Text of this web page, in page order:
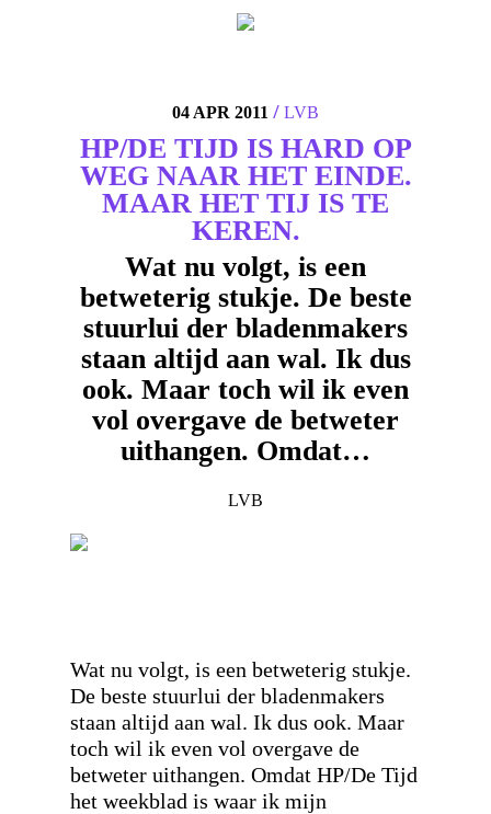
04 APR 2011 / LVB
HP/DE TIJD IS HARD OP
WEG NAAR HET EINDE.
MAAR HET TIJ IS TE
KEREN.
Wat nu volgt, is een
betweterig stukje. De beste
stuurlui der bladenmakers
staan altijd aan wal. Ik dus
ook. Maar toch wil ik even
vol overgave de betweter
uithangen. Omdat…
LVB
Wat nu volgt, is een betweterig stukje.
De beste stuurlui der bladenmakers
staan altijd aan wal. Ik dus ook. Maar
toch wil ik even vol overgave de
betweter uithangen. Omdat HP/De Tijd
het weekblad is waar ik mijn